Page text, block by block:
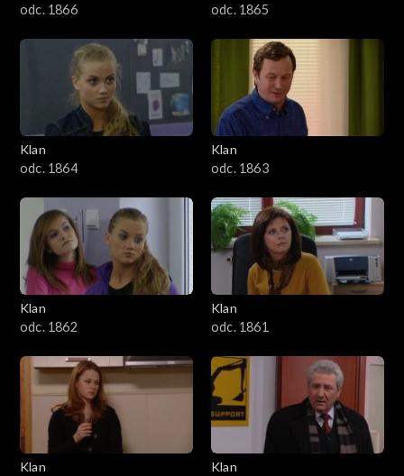
odc. 1866
odc. 1865
Klan
odc. 1864
Klan
odc. 1863
Klan
odc. 1862
Klan
odc. 1861
Klan
Klan